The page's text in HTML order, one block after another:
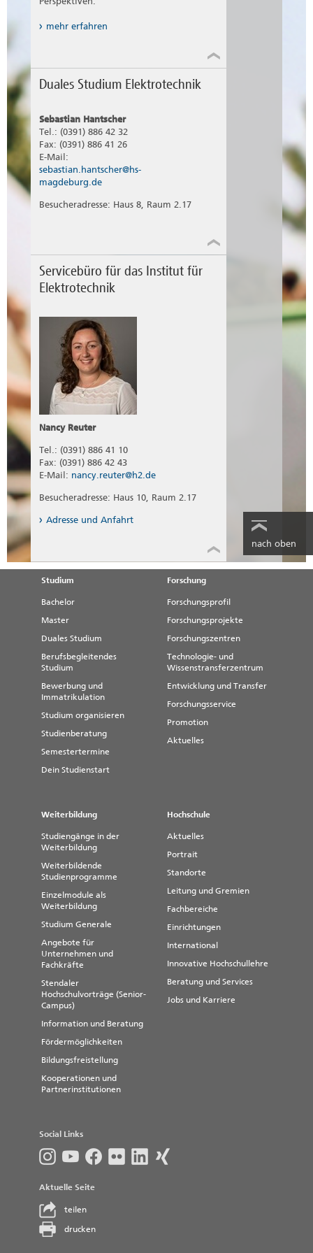
Praxisunternehmen Dualer Bachelor-Studiengang
Bis zum Ende des 4. Semesters ist ein
achtwöchiges Praktikum zu absolvieren. Das 7.
Anfertigung der Bachelor-Arbeit vorgesehen ist.
weitere Informationen zum Studiengang
Elektrotechnik
Fahrzeugtechnik
Regenerative Energien
weitere Informationen zum Studiengang
mehr erfahren
Duales Studium Elektrotechnik
Sebastian Hantscher
Tel.: (0391) 886 42 32
Fax: (0391) 886 41 26
E-Mail:
sebastian.hantscher@hs-
magdeburg.de
Besucheradresse: Haus 8, Raum 2.17
Servicebüro für das Institut für
Elektrotechnik
Nancy Reuter
Tel.: (0391) 886 41 10
Fax: (0391) 886 42 43
E-Mail: nancy.reuter@h2.de
Besucheradresse: Haus 10, Raum 2.17
Adresse und Anfahrt
nach oben
Studium
Bachelor
Master
Duales Studium
Berufsbegleitendes
Studium
Bewerbung und
Immatrikulation
Studium organisieren
Studienberatung
Semestertermine
Dein Studienstart
Forschung
Forschungsprofil
Forschungsprojekte
Forschungszentren
Technologie- und
Wissenstransferzentrum
Entwicklung und Transfer
Forschungsservice
Promotion
Aktuelles
Weiterbildung
Studiengänge in der
Weiterbildung
Weiterbildende
Studienprogramme
Einzelmodule als
Weiterbildung
Studium Generale
Angebote für
Unternehmen und
Fachkräfte
Stendaler
Hochschulvorträge (Senior-
Campus)
Information und Beratung
Fördermöglichkeiten
Bildungsfreistellung
Kooperationen und
Partnerinstitutionen
Hochschule
Aktuelles
Portrait
Standorte
Leitung und Gremien
Fachbereiche
Einrichtungen
International
Innovative Hochschullehre
Beratung und Services
Jobs und Karriere
Social Links
Aktuelle Seite
teilen
drucken